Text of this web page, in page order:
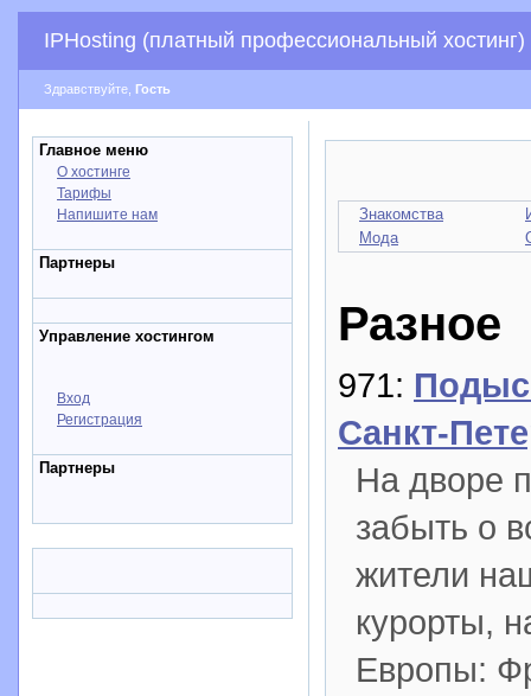
IPHosting (платный профессиональный хостинг)
Здравствуйте, Гость
Главное меню
О хостинге
Тарифы
Напишите нам
Партнеры
Управление хостингом
Вход
Регистрация
Партнеры
Знакомства
Мода
Разное
971:
Санкт-
На дворе
забыть о
жители
курорты,
Европы: